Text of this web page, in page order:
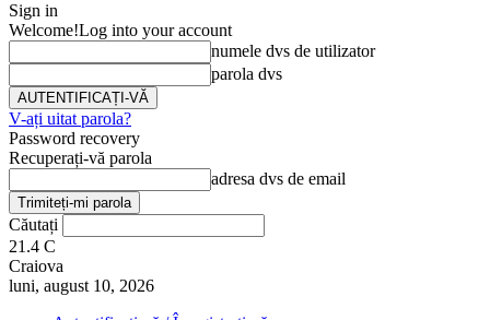
Sign in
Welcome!Log into your account
numele dvs de utilizator
parola dvs
V-ați uitat parola?
Password recovery
Recuperați-vă parola
adresa dvs de email
Căutați
21.4 C
Craiova
luni, august 10, 2026